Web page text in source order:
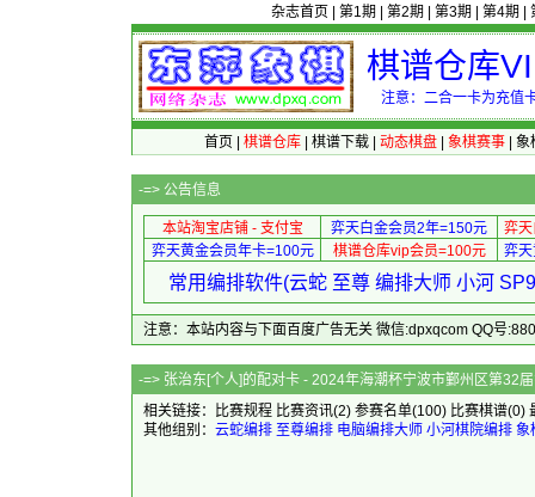
杂志首页 第1期 第2期 第3期 第4期
棋谱仓库
注意：二合一卡为充值
首页 棋谱仓库| 棋谱下载| 动态棋盘| 象棋赛事| 象
-=> 公告信息
本站淘宝店铺 - 支付宝 弈天白金会员2年=150元
弈
弈天黄金会员年卡=100元
棋谱仓库vip会员=100元 弈
常用编排软件(云蛇 至尊 编排大师 小河
注意：本站内容与下面百度广告无关 微信:dpxqcom QQ号
-=> 张治东[个人]的配对卡 - 2024年海潮杯宁
相关链接：
比赛规程 比赛资讯(2) 参赛名单(100) 比赛棋谱(0)
其他组别： 云蛇编排 至尊编排 电脑编排大师 小河棋院编排 象